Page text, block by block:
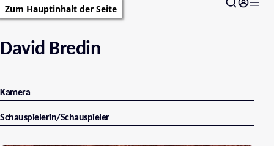
Zum Hauptinhalt der Seite
David Bredin
Kamera
Schauspielerin/Schauspieler